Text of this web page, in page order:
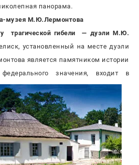
панорама.
музея М.Ю.Лермонтова
трагической гибели — дуэли М.Ю.
установленный на месте дуэли
является памятником истории
значения, входит в